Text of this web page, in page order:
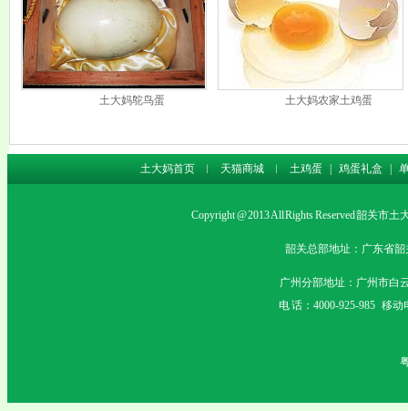
土大妈鸵鸟蛋 土大妈农家土鸡蛋
土大妈首页 ︱ 天猫商城 ︱ 土鸡蛋 鸡蛋礼盒
Copyright @ 2013 All Rights Reserved 韶关市
韶关总部地址：广东省韶
广州分部地址：广州市白
电 话：4000-925-985 移动